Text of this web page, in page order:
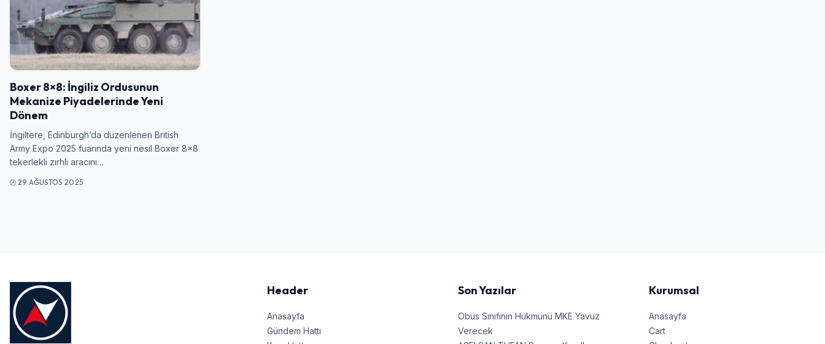
Boxer 8×8: İngiliz Ordusunun
Mekanize Piyadelerinde Yeni
Dönem
İngiltere, Edinburgh’da düzenlenen British
Army Expo 2025 fuarında yeni nesil Boxer 8×8
tekerlekli zırhlı aracını…
29 AĞUSTOS 2025
Header
Anasayfa
Gündem Hattı
Son Yazılar
Obüs Sınıfının Hükmünü MKE Yavuz
Verecek
Kurumsal
Anasayfa
Cart